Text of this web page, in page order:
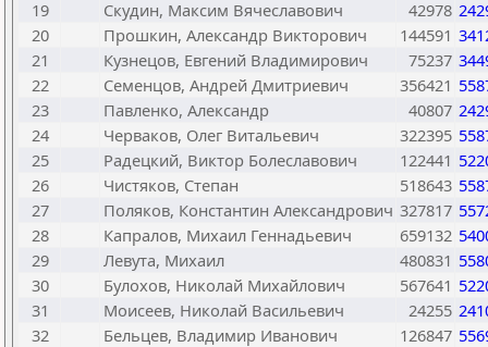
19
Скудин, Максим Вячеславович 42978
20
Прошкин, Александр Викторович 144591
21
Кузнецов, Евгений Владимирович 75237
22
Семенцов, Андрей Дмитриевич 356421
23
Павленко, Александр 40807
24
Черваков, Олег Витальевич 322395
25
Радецкий, Виктор Болеславович 122441
26
Чистяков, Степан 518643
27
Поляков, Константин Александрович 327817
28
Капралов, Михаил Геннадьевич 659132
29
Левута, Михаил 480831
30
Булохов, Николай Михайлович 567641
31
Моисеев, Николай Васильевич 24255
32
Бельцев, Владимир Иванович 126847